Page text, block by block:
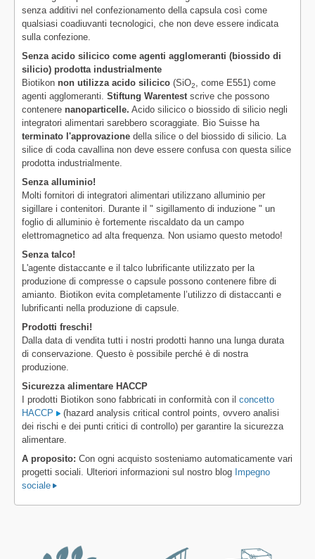
senza additivi nel confezionamento della capsula così come
qualsiasi coadiuvanti tecnologici, che non deve essere indicata
sulla confezione.
Senza acido silicico come agenti agglomeranti (biossido di
silicio) prodotta industrialmente
Biotikon non utilizza acido silicico (SiO2, come E551) come
agenti agglomeranti. Stiftung Warentestscrive che possono
contenere nanoparticelle. Acido silicico o biossido di silicio negli
integratori alimentari sarebbero scoraggiate. Bio Suisse ha
terminato l'approvazione della silice o del biossido di silicio. La
silice di coda cavallina non deve essere confusa con questa silice
prodotta industrialmente.
Senza alluminio!
Molti fornitori di integratori alimentari utilizzano alluminio per
sigillare i contenitori. Durante il " sigillamento di induzione " un
foglio di alluminio è fortemente riscaldato da un campo
elettromagnetico ad alta frequenza. Non usiamo questo metodo!
Senza talco!
L'agente distaccante e il talco lubrificante utilizzato per la
produzione di compresse o capsule possono contenere fibre di
amianto. Biotikon evita completamente l’utilizzo di distaccanti e
lubrificanti nella produzione di capsule.
Prodotti freschi!
Dalla data di vendita tutti i nostri prodotti hanno una lunga durata
di conservazione. Questo è possibile perché è di nostra
produzione.
Sicurezza alimentare HACCP
I prodotti Biotikon sono fabbricati in conformità con il concetto
HACCP
(hazard analysis critical control points, ovvero analisi
dei rischi e dei punti critici di controllo) per garantire la sicurezza
alimentare.
A proposito: Con ogni acquisto sosteniamo automaticamente vari
progetti sociali. Ulteriori informazioni sul nostro blog Impegno
sociale